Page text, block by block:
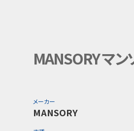
MANSORY マ
メーカー
MANSORY